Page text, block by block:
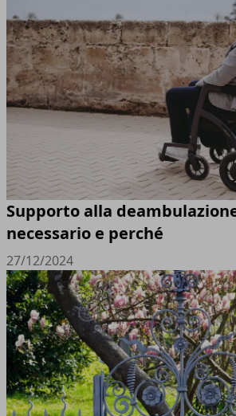
Supporto alla
necessario e perché
27/12/2024